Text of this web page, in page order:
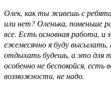
Олек, как ты живешь с
или нет? Оленька, поменьше
все. Есть основная работа, и
ежемесячно я буду
отдыхать будешь, а это для
особенно не беспокойся,
возможности, не надо.